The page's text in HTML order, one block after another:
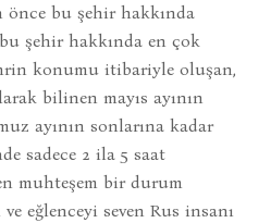
önce bu şehir hakkında
şehir hakkında en çok
konumu itibariyle oluşan,
bilinen mayıs ayının
ayının sonlarına kadar
sadece 2 ila 5 saat
muhteşem bir durum
eğlenceyi seven Rus insanı